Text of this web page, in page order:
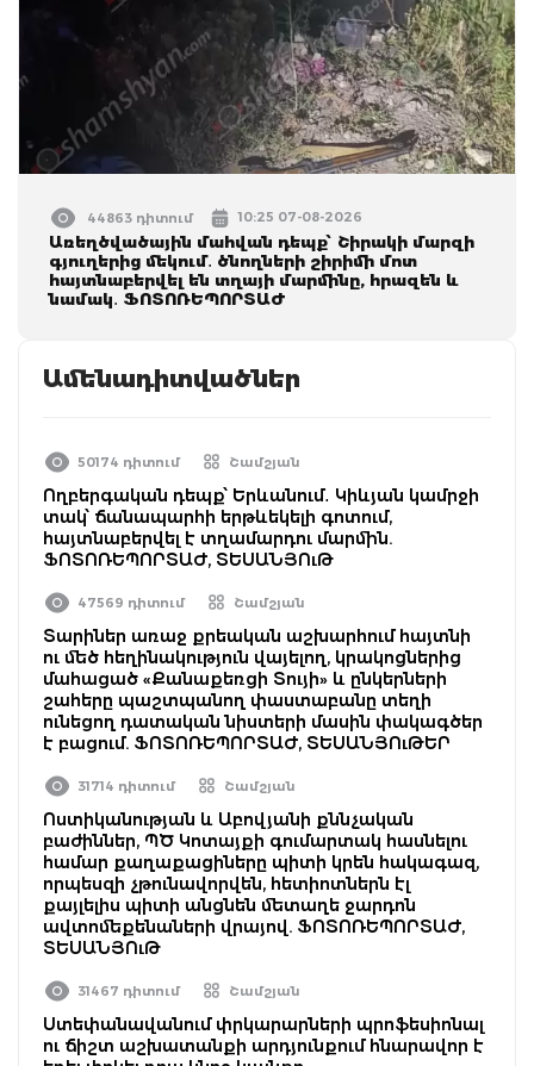
44863 դիտում 10:25 07-08-2026
Առեղծվածային մահվան դեպք՝ Շիրակի մարզի
գյուղերից մեկում․ ծնողների շիրիմի մոտ
հայտնաբերվել են տղայի մարմինը, հրազեն և
նամակ․ ՖՈՏՈՌԵՊՈՐՏԱԺ
Ամենադիտվածներ
50174 դիտում Շամշյան
Ողբերգական դեպք՝ Երևանում․ Կիևյան կամրջի
տակ՝ ճանապարհի երթևեկելի գոտում,
հայտնաբերվել է տղամարդու մարմին.
ՖՈՏՈՌԵՊՈՐՏԱԺ, ՏԵՍԱՆՅՈւԹ
47569 դիտում Շամշյան
Տարիներ առաջ քրեական աշխարհում հայտնի
ու մեծ հեղինակություն վայելող, կրակոցներից
մահացած «Քանաքեռցի Տույի» և ընկերների
շահերը պաշտպանող փաստաբանը տեղի
ունեցող դատական նիստերի մասին փակագծեր
է բացում. ՖՈՏՈՌԵՊՈՐՏԱԺ, ՏԵՍԱՆՅՈւԹԵՐ
31714 դիտում Շամշյան
Ոստիկանության և Աբովյանի քննչական
բաժիններ, ՊԾ Կոտայքի գումարտակ հասնելու
համար քաղաքացիները պիտի կրեն հակագազ,
որպեսզի չթունավորվեն, հետիոտներն էլ
քայլելիս պիտի անցնեն մետաղե ջարդոն
ավտոմեքենաների վրայով. ՖՈՏՈՌԵՊՈՐՏԱԺ,
ՏԵՍԱՆՅՈւԹ
31467 դիտում Շամշյան
Ստեփանավանում փրկարարների պրոֆեսիոնալ
ու ճիշտ աշխատանքի արդյունքում հնարավոր է